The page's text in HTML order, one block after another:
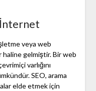
İnternet
veya web
haline gelmiştir. Bir web
varlığını
SEO, arama
elde etmek için